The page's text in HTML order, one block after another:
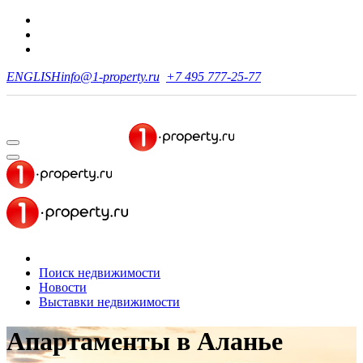
ENGLISHinfo@1-property.ru +7 495 777-25-77
Поиск недвижимости
Новости
Выставки недвижимости
Апартаментыв Аланье